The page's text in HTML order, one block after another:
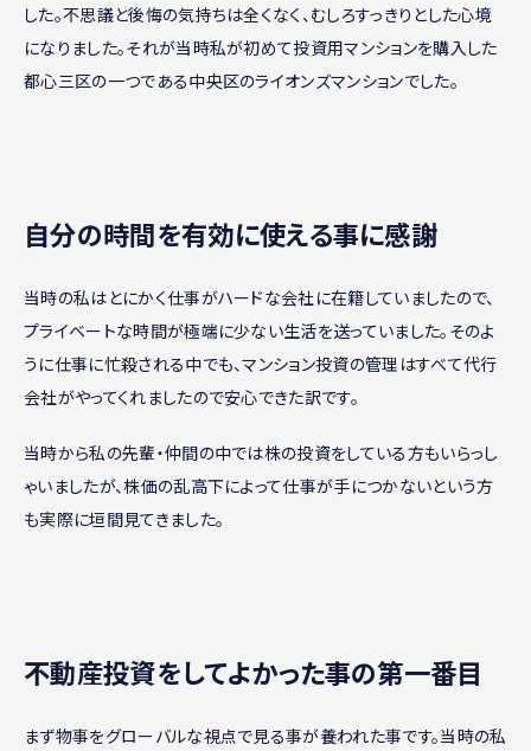
した。不思議と後悔の気持ちは全くなく、むしろすっきりとした心境
になりました。それが当時私が初めて投資用マンションを購入した
都心三区の一つである中央区のライオンズマンションでした。
自分の時間を有効に使える事に感謝
当時の私はとにかく仕事がハードな会社に在籍していましたので、
プライベートな時間が極端に少ない生活を送っていました。そのよ
うに仕事に忙殺される中でも、マンション投資の管理はすべて代行
会社がやってくれましたので安心できた訳です。
当時から私の先輩・仲間の中では株の投資をしている方もいらっし
ゃいましたが、株価の乱高下によって仕事が手につかないという方
も実際に垣間見てきました。
不動産投資をしてよかった事の第一番目
まず物事をグローバルな視点で見る事が養われた事です。当時の私